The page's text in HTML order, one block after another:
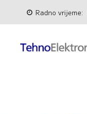
Radno vrijeme: